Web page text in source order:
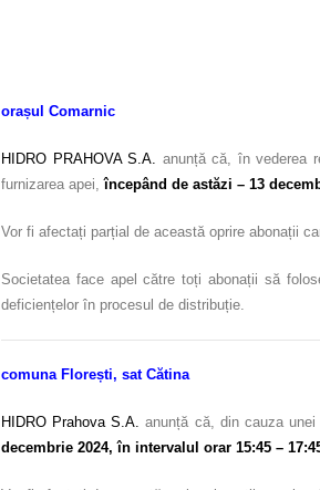
orașul Comarnic
HIDRO PRAHOVA S.A. anunță că, în vederea
furnizarea apei,începând de astăzi – 13
Vor fi afectați parțial de această oprire abonații
Societatea face apel către toți abonații să
deficiențelor în procesul de distribuție.
comuna Florești, sat Cătina
HIDRO Prahova S.A.anunță că, din cauza
decembrie 2024, în intervalul orar 15:45 –